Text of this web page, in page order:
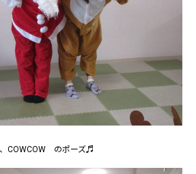
COWCOW のポーズ♬